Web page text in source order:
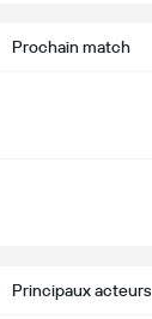
Prochain match
Principaux acteurs